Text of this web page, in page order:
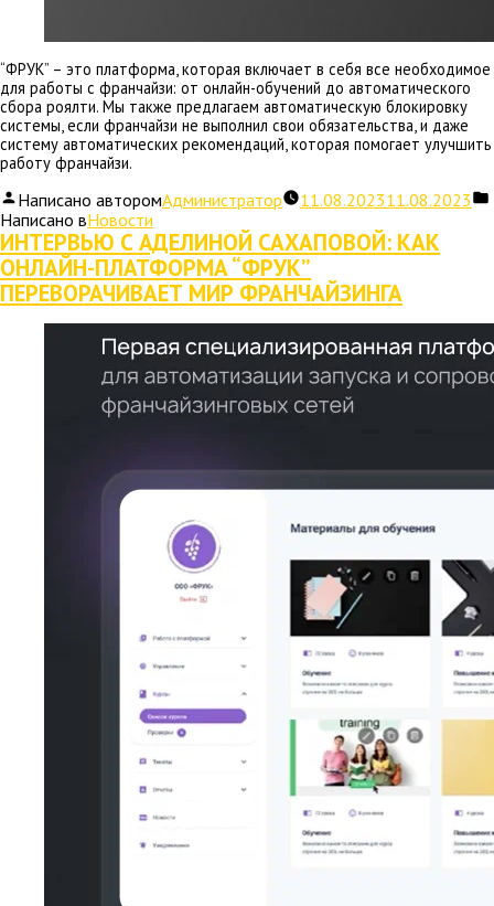
“ФРУК” – это платформа, которая включает в себя все необходимое
для работы с франчайзи: от онлайн-обучений до автоматического
сбора роялти. Мы также предлагаем автоматическую блокировку
системы, если франчайзи не выполнил свои обязательства, и даже
систему автоматических рекомендаций, которая помогает улучшить
работу франчайзи.
Написано авторомАдминистратор 11.08.202311.08.2023
Написано вНовости
ИНТЕРВЬЮ С АДЕЛИНОЙ САХАПОВОЙ: КАК
ОНЛАЙН-ПЛАТФОРМА “ФРУК”
ПЕРЕВОРАЧИВАЕТ МИР ФРАНЧАЙЗИНГА